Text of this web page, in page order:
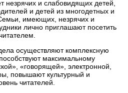
незрячих и слабовидящих детей,
и детей из многодетных и
имеющих, незрячих и
лично приглашают посетить
осуществляют комплексную
максимальному
«говорящей», электронной,
повышают культурный и
читателей.